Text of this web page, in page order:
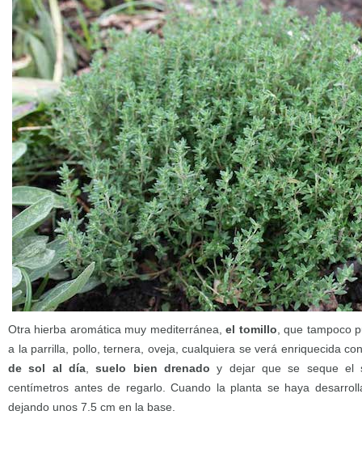
Otra hierba aromática muy mediterránea,el tomillo , que tampoco
a la parrilla, pollo, ternera, oveja, cualquiera se verá enriquecida
de sol al día ,suelo bien drenado y dejar que se seque el
centímetros antes de regarlo. Cuando la planta se haya
dejando unos 7.5 cm en la base.